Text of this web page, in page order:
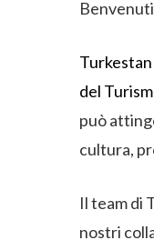
del
può
cultura,
Il team di
nostri